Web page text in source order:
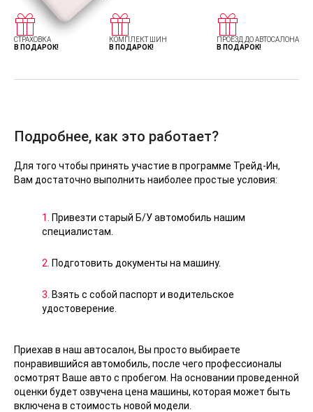
СТРАХОВКА
В ПОДАРОК!
КОМПЛЕКТ ШИН
В ПОДАРОК!
ПРОЕЗД ДО АВТОСАЛОНА
В ПОДАРОК!
Подробнее, как это работает?
Для того чтобы принять участие в программе Трейд-Ин,
Вам достаточно выполнить наиболее простые условия:
1.
Привезти старый Б/У автомобиль нашим
специалистам.
2. Подготовить документы на машину.
3. Взять с собой паспорт и водительское
удостоверение.
Приехав в наш автосалон, Вы просто выбираете
понравившийся автомобиль, после чего профессионалы
осмотрят Ваше авто с пробегом. На основании проведенной
оценки будет озвучена цена машины, которая может быть
включена в стоимость новой модели.